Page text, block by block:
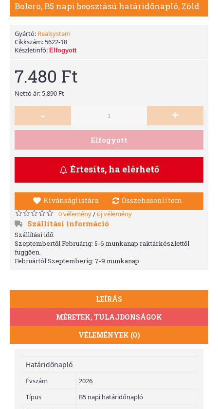
Bolero, B5 napi beosztású határidőnapló, Zöld
Gyártó: Realsystem
Cikkszám: 5622-18
Készletinfó: Elfogyott
7.480 Ft
Nettó ár: 5.890 Ft
- +
Elfogyott
Értesíts, ha elérhető
Kívánságlistára Összehasonlítom
0 vélemény/ új vélemény
Szállítási információ
Szállítási idő:
Szeptembertől Februárig: 5-6 munkanap raktárkészlettől
függően.
Februártól Szeptemberig: 7-9 munkanap
LEÍRÁS
MÉRETEK, TULAJDONSÁGOK
VÉLEMÉNYEK (0)
Határidőnapló
Évszám
2026
Típus
B5 napi határidőnapló